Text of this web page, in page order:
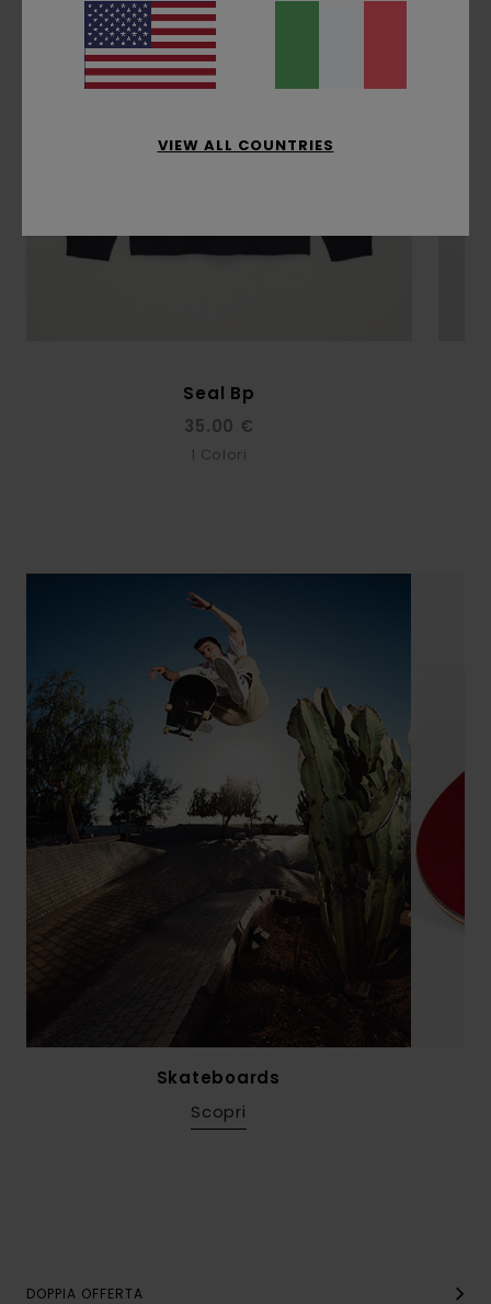
Seal Bp
35.00 €
1 Colori
Skateboards
Scopri
DOPPIA OFFERTA
VIEW ALL COUNTRIES